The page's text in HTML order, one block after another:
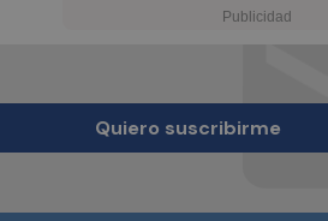
Quiero suscribirme